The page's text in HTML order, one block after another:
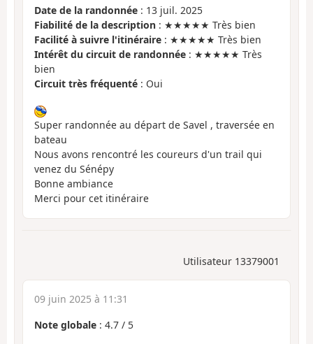
Date de la randonnée : 13 juil. 2025
Fiabilité de la description : ★★★★★ Très bien
Facilité à suivre l'itinéraire : ★★★★★ Très bien
Intérêt du circuit de randonnée : ★★★★★ Très
bien
Circuit très fréquenté : Oui
Super randonnée au départ de Savel , traversée en
bateau
Nous avons rencontré les coureurs d'un trail qui
venez du Sénépy
Bonne ambiance
Merci pour cet itinéraire
Utilisateur 13379001
09 juin 2025 à 11:31
Note globale : 4.7 / 5